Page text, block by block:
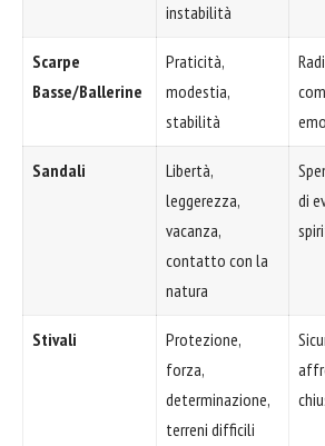
instabilità
Scarpe
Basse/Ballerine
Praticità,
modestia,
stabilità
Sandali
Libertà,
leggerezza,
vacanza,
contatto con la
natura
di
Stivali
Protezione,
forza,
determinazione,
terreni difficili